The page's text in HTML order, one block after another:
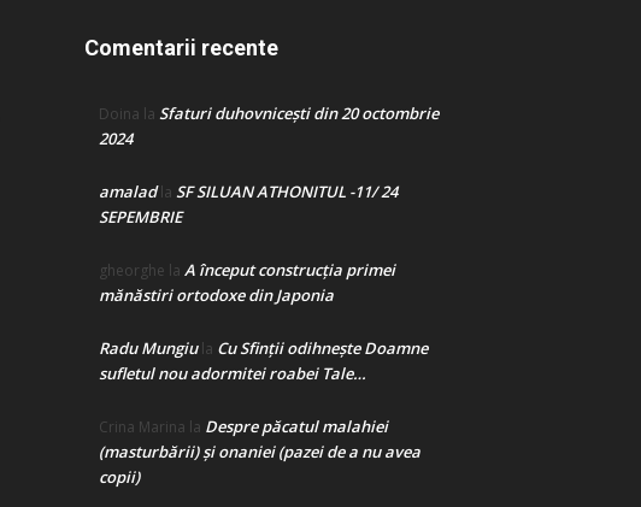
Comentarii recente
Doina la Sfaturi duhovnicești din 20 octombrie
2024
amaladla SF SILUAN ATHONITUL -11/ 24
SEPEMBRIE
gheorghe la A început construcţia primei
mănăstiri ortodoxe din Japonia
Radu Mungiula Cu Sfinții odihnește Doamne
sufletul nou adormitei roabei Tale…
Crina Marina la Despre păcatul malahiei
(masturbării) şi onaniei (pazei de a nu avea
copii)